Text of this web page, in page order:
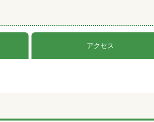
アクセス